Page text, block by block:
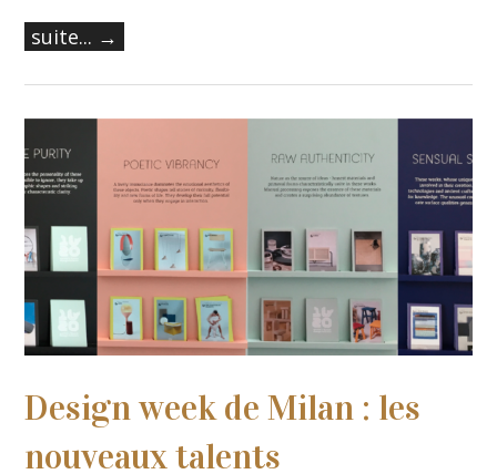
suite... →
Design week de Milan : les
nouveaux talents